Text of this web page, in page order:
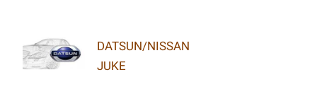
DATSUN/NISSAN
JUKE